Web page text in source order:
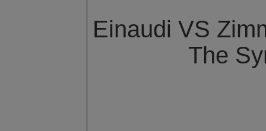
Einaudi VS
The